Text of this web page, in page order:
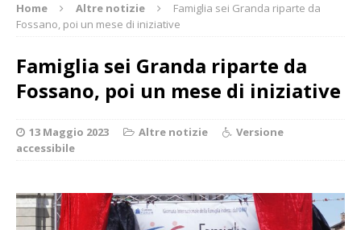
Home Altre notizie
Famiglia sei Granda riparte da
Fossano, poi un mese di iniziative
Famiglia sei Granda riparte da
Fossano, poi un mese di iniziative
13 Maggio 2023 Altre notizie
Versione
accessibile